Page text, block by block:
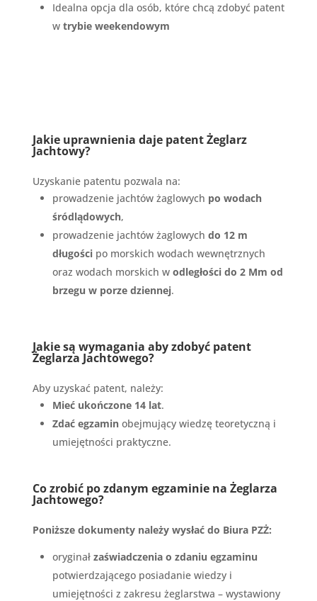
Idealna opcja dla osób, które chcą zdobyć patent
w trybie weekendowym
Jakie uprawnienia daje patent Żeglarz
Jachtowy?
Uzyskanie patentu pozwala na:
prowadzenie jachtów żaglowych po wodach
śródlądowych,
prowadzenie jachtów żaglowych do 12 m
długościpo morskich wodach wewnętrznych
oraz wodach morskich w odległości do 2 Mm od
brzegu w porze dziennej.
Jakie są wymagania aby zdobyć patent
Żeglarza Jachtowego?
Aby uzyskać patent, należy:
Mieć ukończone 14 lat.
Zdać egzaminobejmujący wiedzę teoretyczną i
umiejętności praktyczne.
Co zrobić po zdanym egzaminie na Żeglarza
Jachtowego?
Poniższe dokumenty należy wysłać do Biura PZŻ:
oryginał zaświadczenia o zdaniu egzaminu
potwierdzającego posiadanie wiedzy i
umiejętności z zakresu żeglarstwa – wystawiony